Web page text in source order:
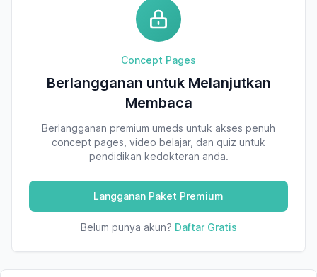
Concept Pages
Berlangganan untuk Melanjutkan
Membaca
Berlangganan premium umeds untuk akses penuh
concept pages, video belajar, dan quiz untuk
pendidikan kedokteran anda.
Langganan Paket Premium
Belum punya akun? Daftar Gratis